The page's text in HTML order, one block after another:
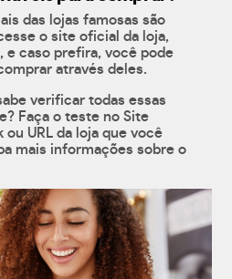
das lojas famosas são
o site oficial da loja,
e caso prefira, você pode
através deles.
verificar todas essas
Faça o teste no Site
URL da loja que você
mais informações sobre o